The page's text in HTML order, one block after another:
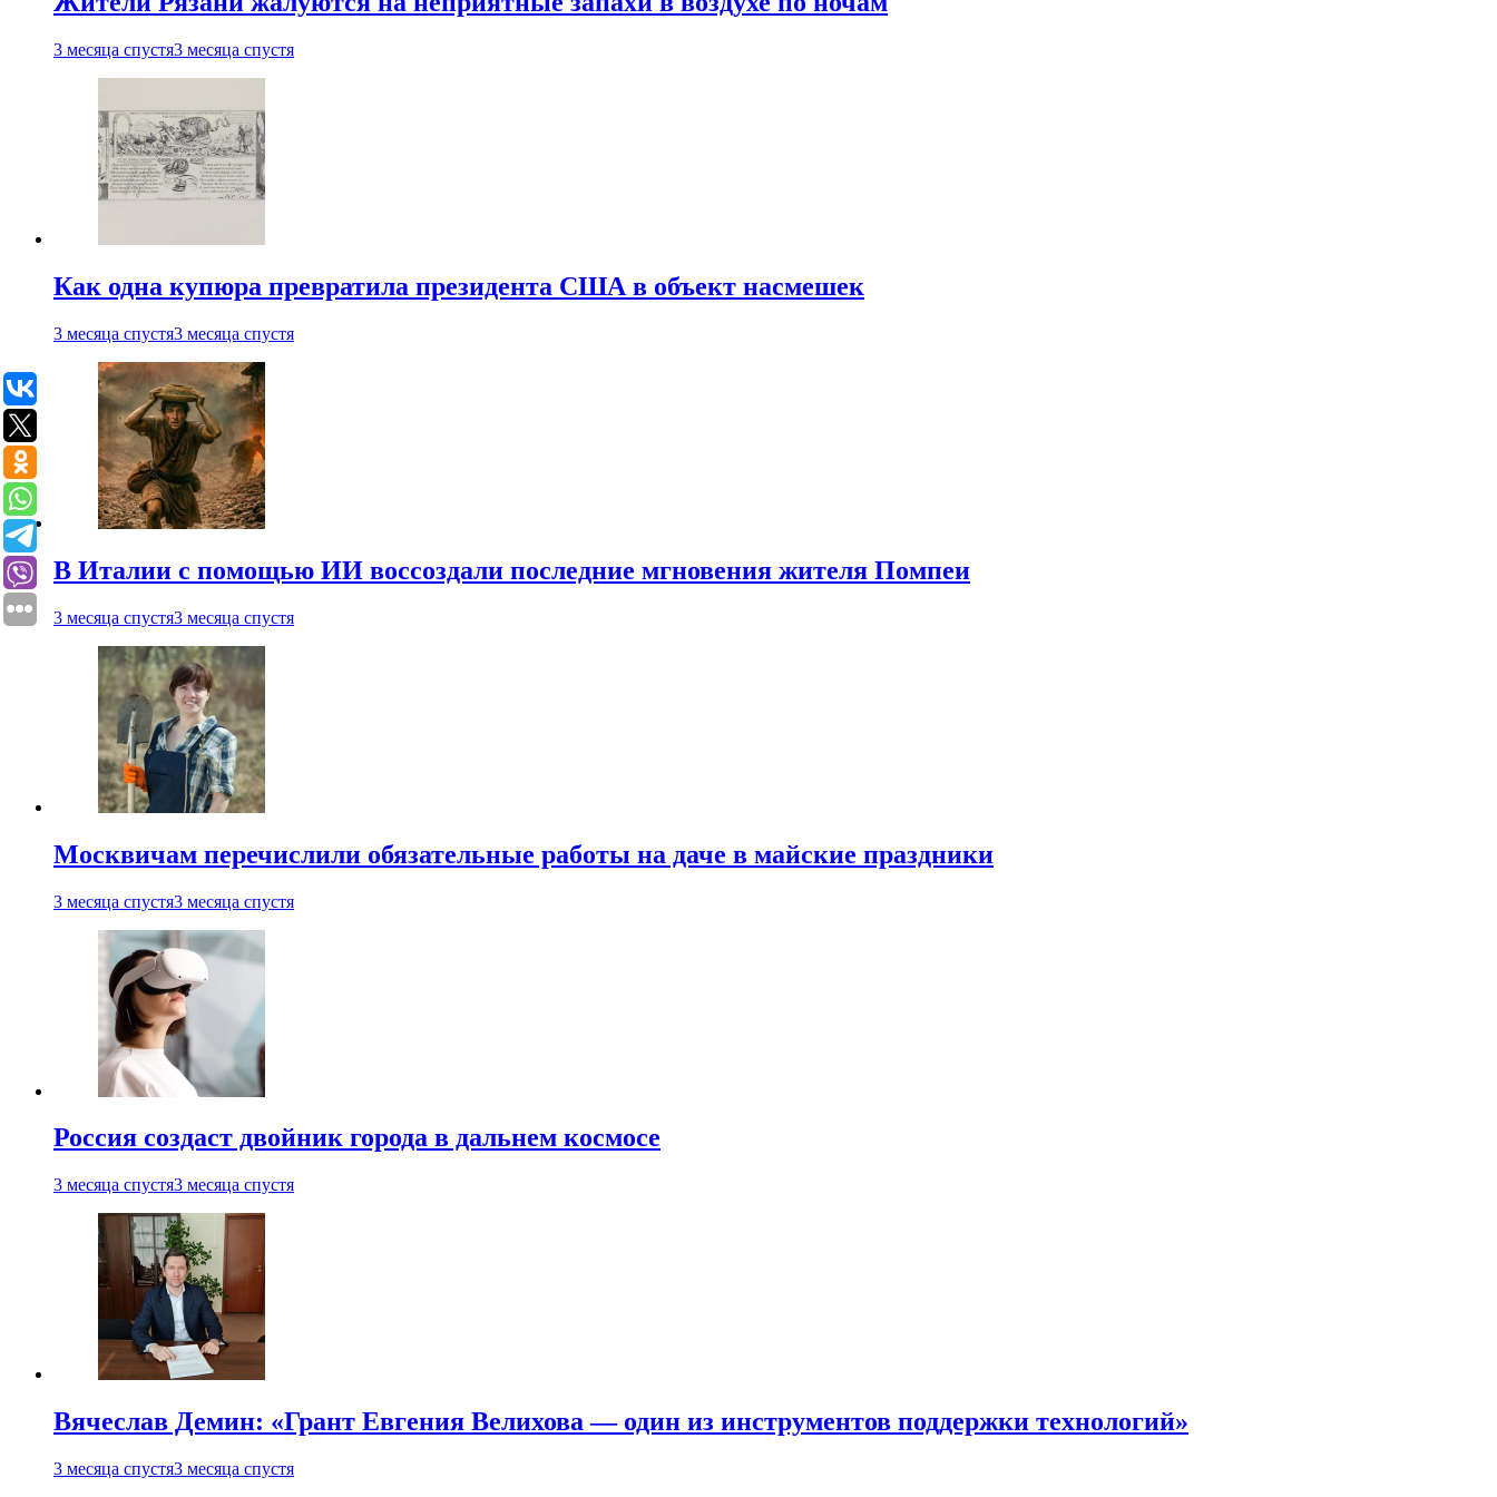
3 месяца спустя3 месяца спустя
Как одна купюра превратила президента США в объект насмешек
3 месяца спустя3 месяца спустя
В Италии с помощью ИИ воссоздали последние мгновения жителя Помпеи
3 месяца спустя3 месяца спустя
Москвичам перечислили обязательные работы на даче в майские праздники
3 месяца спустя3 месяца спустя
Россия создаст двойник города в дальнем космосе
3 месяца спустя3 месяца спустя
Вячеслав Демин: «Грант Евгения Велихова — один из инструментов поддержки технологий»
3 месяца спустя3 месяца спустя